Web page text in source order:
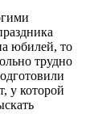
юбилей, то
трудно
у которой